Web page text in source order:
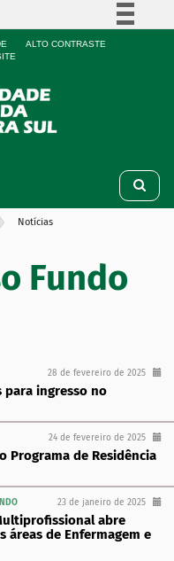
Simplifique!
Participe
Acesso à informação
ALTO CONTRASTE
Notícias
Fundo
28 de fevereiro de 2025
para ingresso no
24 de fevereiro de 2025
Programa de Residência
23 de janeiro de 2025
abre
áreas de Enfermagem e